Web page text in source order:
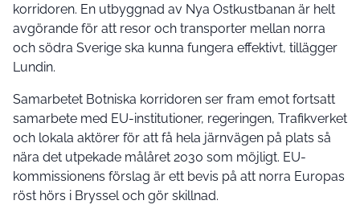
korridoren. En utbyggnad av Nya Ostkustbanan är helt
avgörande för att resor och transporter mellan norra
och södra Sverige ska kunna fungera effektivt, tillägger
Lundin.
Samarbetet Botniska korridoren ser fram emot fortsatt
samarbete med EU-institutioner, regeringen, Trafikverket
och lokala aktörer för att få hela järnvägen på plats så
nära det utpekade målåret 2030 som möjligt. EU-
kommissionens förslag är ett bevis på att norra Europas
röst hörs i Bryssel och gör skillnad.